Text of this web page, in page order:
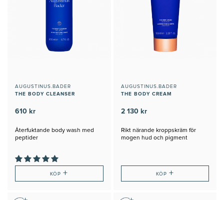
AUGUSTINUS.BADER
THE BODY CLEANSER
610 kr
Återfuktande body wash med
peptider
KÖP+
AUGUSTINUS.BADER
THE BODY CREAM
2 130 kr
Rikt närande kroppskräm för
mogen hud och pigment
KÖP +